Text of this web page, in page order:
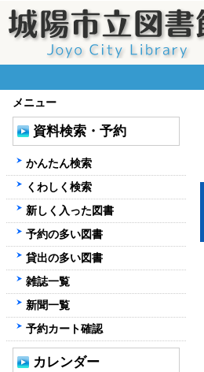
メニュー
資料検索・予約
かんたん検索
くわしく検索
新しく入った図書
予約の多い図書
貸出の多い図書
雑誌一覧
新聞一覧
予約カート確認
カレンダー